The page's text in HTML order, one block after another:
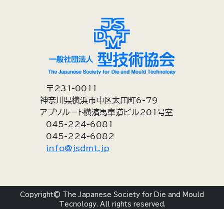
〒231-0011
神奈川県横浜市中区太田町6-79
アブソルート横濱馬車道ビル201号室
045-224-6081
045-224-6082
info@jsdmt.jp
Copyright© The Japanese Society for Die and Mould
Tecnology. All rights reserved.